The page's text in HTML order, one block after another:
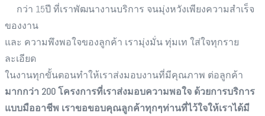
กว่า 15ปี ที่เราพัฒนางานบริการ จนมุ่งหวังเพียงความสำเร็จ
ของงาน
และ ความพึงพอใจของลูกค้า เรามุ่งมั่น ทุ่มเท ใส่ใจทุกราย
ละเอียด
ในงานทุกขั้นตอนทำให้เราส่งมอบงานที่มีคุณภาพ ต่อลูกค้า
มากกว่า 200 โครงการที่เราส่งมอบความพอใจ ด้วยการบริการ
แบบมืออาชีพ เราขอขอบคุณลูกค้าทุกๆท่านที่ไว้ใจให้เราได้มี